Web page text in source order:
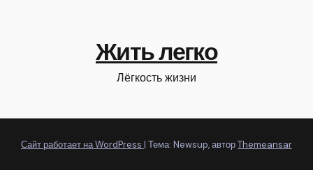
Жить легко
Лёгкость жизни
Сайт работает на WordPress | Тема: Newsup, авторThemeansar